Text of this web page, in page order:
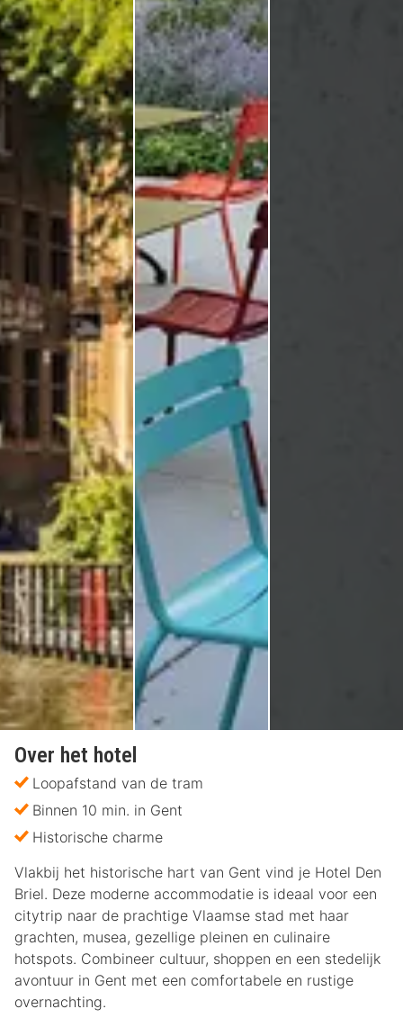
Over het hotel
Loopafstand van de tram
Binnen 10 min. in Gent
Historische charme
Vlakbij het historische hart van Gent vind je Hotel Den
Briel. Deze moderne accommodatie is ideaal voor een
citytrip naar de prachtige Vlaamse stad met haar
grachten, musea, gezellige pleinen en culinaire
hotspots. Combineer cultuur, shoppen en een stedelijk
avontuur in Gent met een comfortabele en rustige
overnachting.